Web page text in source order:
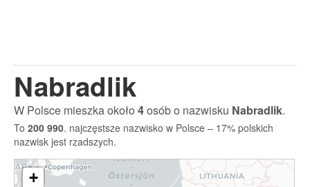
Nabradlik
W Polsce mieszka około4osób o nazwisku Nabradlik.
To 200 990. najczęstsze nazwisko w Polsce – 17% polskich
nazwisk jest rzadszych.
+